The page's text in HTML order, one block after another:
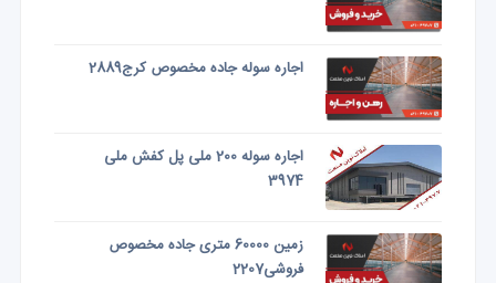
اجاره سوله جاده مخصوص کرج2889
اجاره سوله 200 ملی پل کفش ملی
3974
زمین 60000 متری جاده مخصوص
فروشی2207